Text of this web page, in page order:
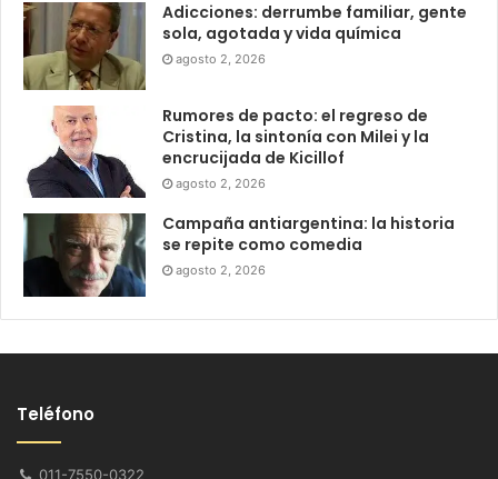
Adicciones: derrumbe familiar, gente
sola, agotada y vida química
agosto 2, 2026
Rumores de pacto: el regreso de
Cristina, la sintonía con Milei y la
encrucijada de Kicillof
agosto 2, 2026
Campaña antiargentina: la historia
se repite como comedia
agosto 2, 2026
Teléfono
011-7550-0322